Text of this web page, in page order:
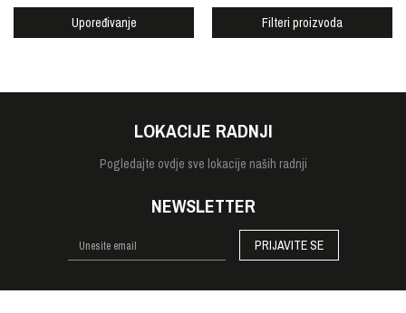
Upoređivanje Filteri proizvoda
LOKACIJE RADNJI
Pogledajte ovdje sve lokacije naših radnji
NEWSLETTER
PRIJAVITE SE